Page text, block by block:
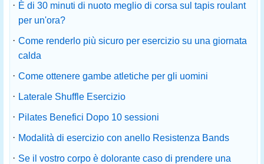
· È di 30 minuti di nuoto meglio di corsa sul tapis roulant
per un'ora?
· Come renderlo più sicuro per esercizio su una giornata
calda
· Come ottenere gambe atletiche per gli uomini
· Laterale Shuffle Esercizio
· Pilates Benefici Dopo 10 sessioni
· Modalità di esercizio con anello Resistenza Bands
· Se il vostro corpo è dolorante caso di prendere una